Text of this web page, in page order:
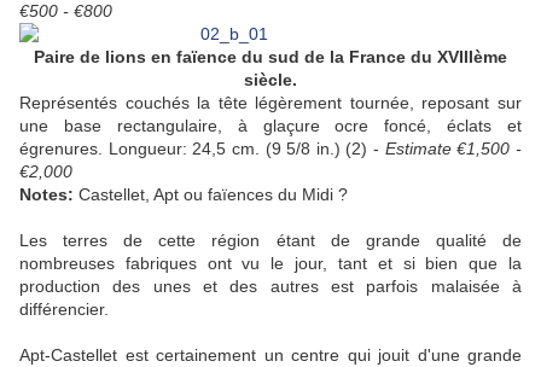
€500 - €800
Paire de lions en faïence du sud de la France du XVIIIème
siècle.
Représentés couchés la tête légèrement tournée, reposant sur
une base rectangulaire, à glaçure ocre foncé, éclats et
égrenures. Longueur: 24,5 cm. (9 5/8 in.) (2) - Estimate €1,500 -
€2,000
Notes: Castellet, Apt ou faïences du Midi ?
Les terres de cette région étant de grande qualité de
nombreuses fabriques ont vu le jour, tant et si bien que la
production des unes et des autres est parfois malaisée à
différencier.
Apt-Castellet est certainement un centre qui jouit d'une grande